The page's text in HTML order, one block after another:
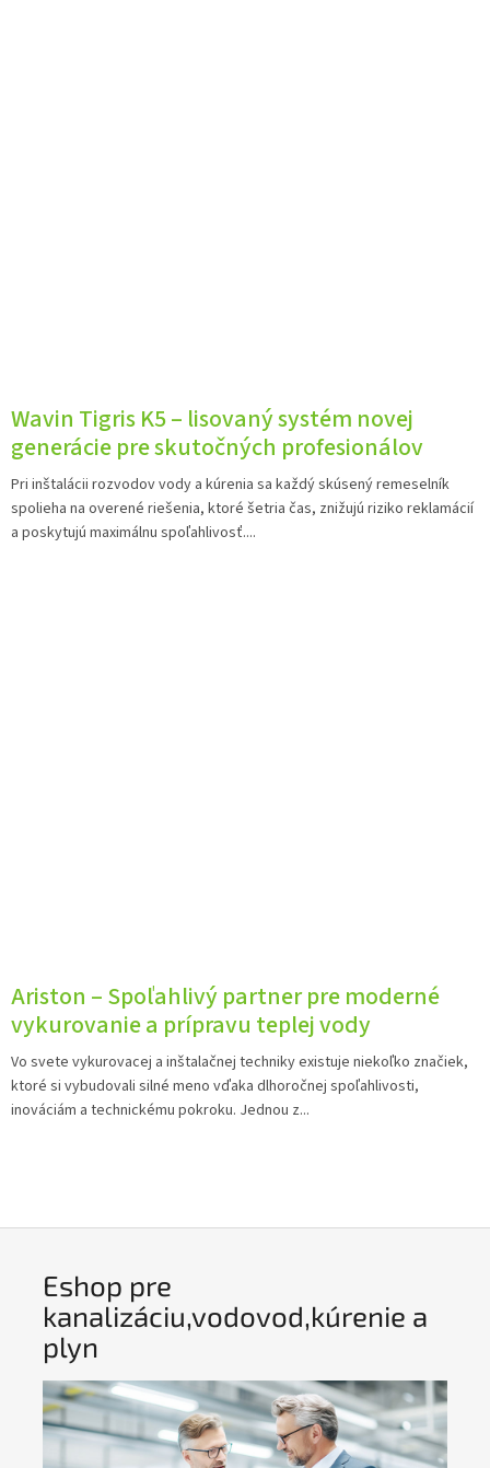
Wavin Tigris K5 – lisovaný systém novej
generácie pre skutočných profesionálov
Pri inštalácii rozvodov vody a kúrenia sa každý skúsený remeselník
spolieha na overené riešenia, ktoré šetria čas, znižujú riziko reklamácií
a poskytujú maximálnu spoľahlivosť....
Ariston – Spoľahlivý partner pre moderné
vykurovanie a prípravu teplej vody
Vo svete vykurovacej a inštalačnej techniky existuje niekoľko značiek,
ktoré si vybudovali silné meno vďaka dlhoročnej spoľahlivosti,
inováciám a technickému pokroku. Jednou z...
Eshop pre
kanalizáciu,vodovod,kúrenie a
plyn